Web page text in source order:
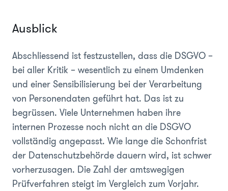
Ausblick
Abschliessend ist festzustellen, dass die DSGVO –
bei aller Kritik – wesentlich zu einem Umdenken
und einer Sensibilisierung bei der Verarbeitung
von Personendaten geführt hat. Das ist zu
begrüssen. Viele Unternehmen haben ihre
internen Prozesse noch nicht an die DSGVO
vollständig angepasst. Wie lange die Schonfrist
der Datenschutzbehörde dauern wird, ist schwer
vorherzusagen. Die Zahl der amtswegigen
Prüfverfahren steigt im Vergleich zum Vorjahr.